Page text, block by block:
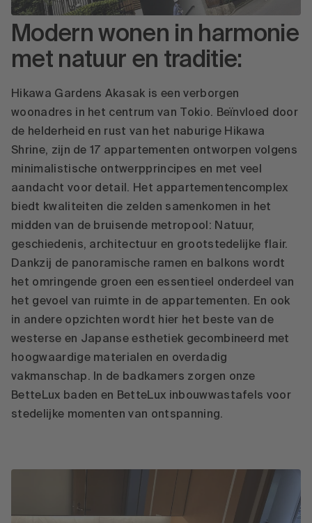
Modern wonen in harmonie
met natuur en traditie:
Hikawa Gardens Akasak is een verborgen
woonadres in het centrum van Tokio. Beïnvloed door
de helderheid en rust van het naburige Hikawa
Shrine, zijn de 17 appartementen ontworpen volgens
minimalistische ontwerpprincipes en met veel
aandacht voor detail. Het appartementencomplex
biedt kwaliteiten die zelden samenkomen in het
midden van de bruisende metropool: Natuur,
geschiedenis, architectuur en grootstedelijke flair.
Dankzij de panoramische ramen en balkons wordt
het omringende groen een essentieel onderdeel van
het gevoel van ruimte in de appartementen. En ook
in andere opzichten wordt hier het beste van de
westerse en Japanse esthetiek gecombineerd met
hoogwaardige materialen en overdadig
vakmanschap. In de badkamers zorgen onze
BetteLux baden en BetteLux inbouwwastafels voor
stedelijke momenten van ontspanning.